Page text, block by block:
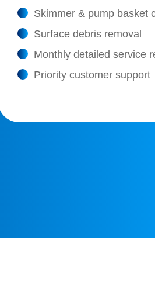
Skimmer & pump basket
Surface debris removal
Monthly detailed service
Priority customer support